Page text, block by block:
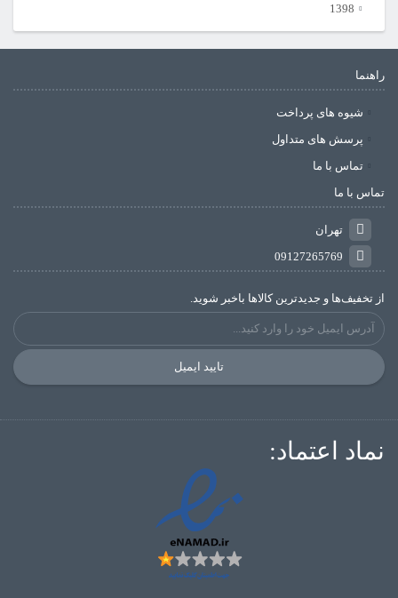
1398
راهنما
شیوه های پرداخت
پرسش های متداول
تماس با ما
تماس با ما
تهران
09127265769
از تخفیف‌ها و جدیدترین‌ کالاها باخبر شوید.
تایید ایمیل
نماد اعتماد: